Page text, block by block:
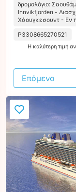
δρομολόγιο:
Innvikfjorden -
Χάουγκεσουντ - Εν
P3308665270521
Η καλύτερη τιμή
Επόμενο